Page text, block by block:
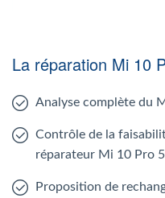
La réparation Mi 10
Analyse complète du
Contrôle de la
réparateur Mi 10 Pro
Proposition de